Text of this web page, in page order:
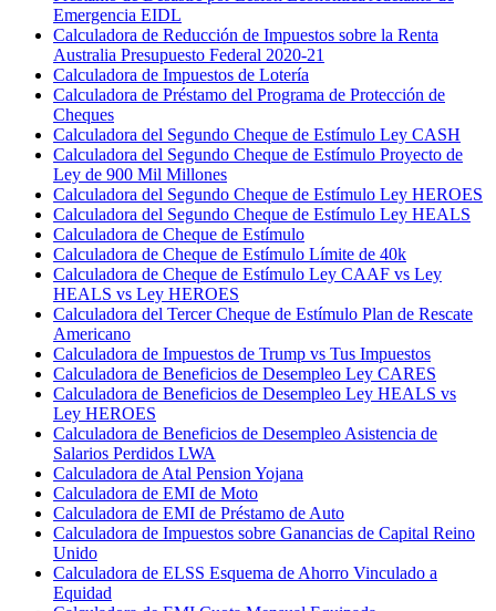
Emergencia EIDL
Calculadora de Reducción de Impuestos sobre la Renta
Australia Presupuesto Federal 2020-21
Calculadora de Impuestos de Lotería
Calculadora de Préstamo del Programa de Protección de
Cheques
Calculadora del Segundo Cheque de Estímulo Ley CASH
Calculadora del Segundo Cheque de Estímulo Proyecto de
Ley de 900 Mil Millones
Calculadora del Segundo Cheque de Estímulo Ley HEROES
Calculadora del Segundo Cheque de Estímulo Ley HEALS
Calculadora de Cheque de Estímulo
Calculadora de Cheque de Estímulo Límite de 40k
Calculadora de Cheque de Estímulo Ley CAAF vs Ley
HEALS vs Ley HEROES
Calculadora del Tercer Cheque de Estímulo Plan de Rescate
Americano
Calculadora de Impuestos de Trump vs Tus Impuestos
Calculadora de Beneficios de Desempleo Ley CARES
Calculadora de Beneficios de Desempleo Ley HEALS vs
Ley HEROES
Calculadora de Beneficios de Desempleo Asistencia de
Salarios Perdidos LWA
Calculadora de Atal Pension Yojana
Calculadora de EMI de Moto
Calculadora de EMI de Préstamo de Auto
Calculadora de Impuestos sobre Ganancias de Capital Reino
Unido
Calculadora de ELSS Esquema de Ahorro Vinculado a
Equidad